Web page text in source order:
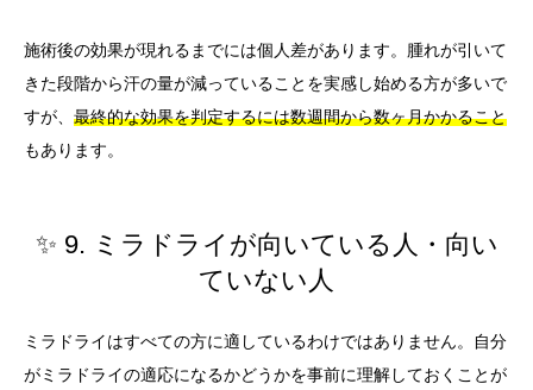
施術後の効果が現れるまでには個人差があります。腫れが引いて
きた段階から汗の量が減っていることを実感し始める方が多いで
すが、 最終的な効果を判定するには数週間から数ヶ月かかること
もあります。
✨ 9. ミラドライが向いている人・向い
ていない人
ミラドライはすべての方に適しているわけではありません。自分
がミラドライの適応になるかどうかを事前に理解しておくことが